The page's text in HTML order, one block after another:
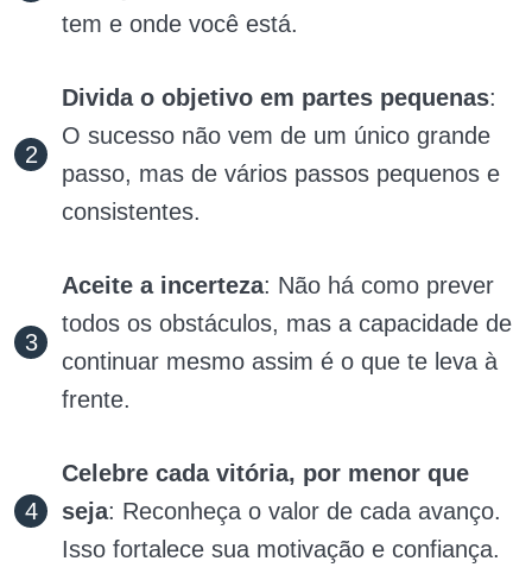
tem e onde você está.
Divida o objetivo em partes pequenas:
O sucesso não vem de um único grande
passo, mas de vários passos pequenos e
consistentes.
Aceite a incerteza: Não há como prever
todos os obstáculos, mas a capacidade de
continuar mesmo assim é o que te leva à
frente.
Celebre cada vitória, por menor que
seja: Reconheça o valor de cada avanço.
Isso fortalece sua motivação e confiança.